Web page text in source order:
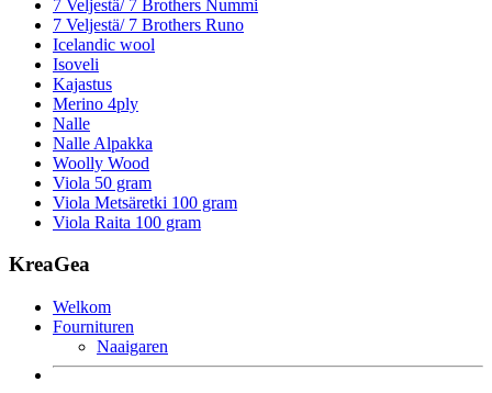
7 Veljestä/ 7 Brothers Nummi
7 Veljestä/ 7 Brothers Runo
Icelandic wool
Isoveli
Kajastus
Merino 4ply
Nalle
Nalle Alpakka
Woolly Wood
Viola 50 gram
Viola Metsäretki 100 gram
Viola Raita 100 gram
KreaGea
Welkom
Fournituren
Naaigaren